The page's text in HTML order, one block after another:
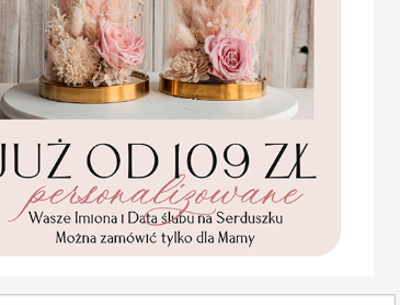
na pieniądze
Promocja:
/105.00
PLN
Wymiar w zależności od wzoru:
ok. 28 cm wysokości, szerokość